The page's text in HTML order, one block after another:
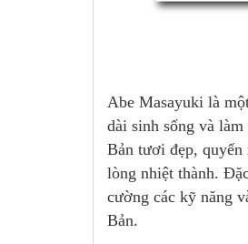
Abe Masayuki là
dài sinh sống và
Bản tươi đẹp,
lòng nhiệt thành.
cường các kỹ năng
Bản.